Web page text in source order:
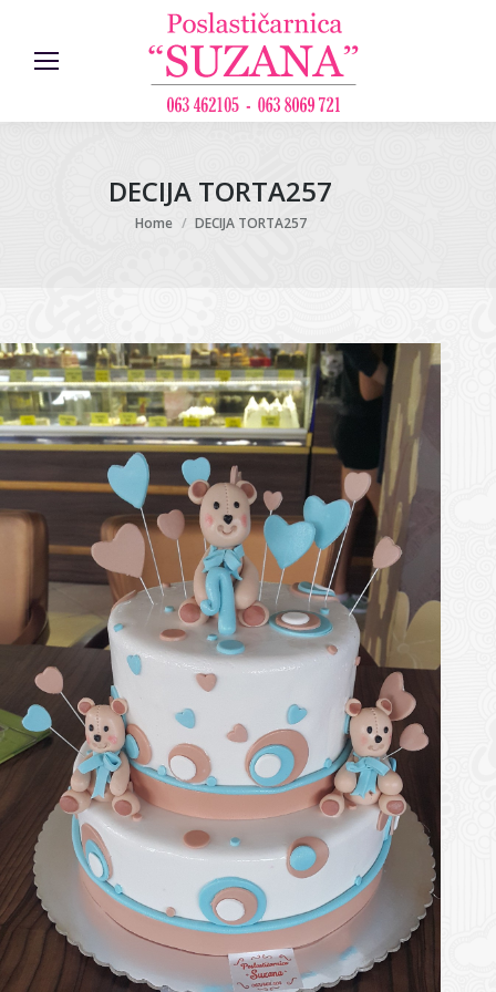
DECIJA TORTA257
You are here:
Home DECIJA TORTA257